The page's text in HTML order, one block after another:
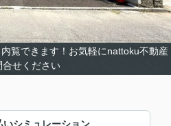
覧できます！お気軽にnattoku不動産
合せください